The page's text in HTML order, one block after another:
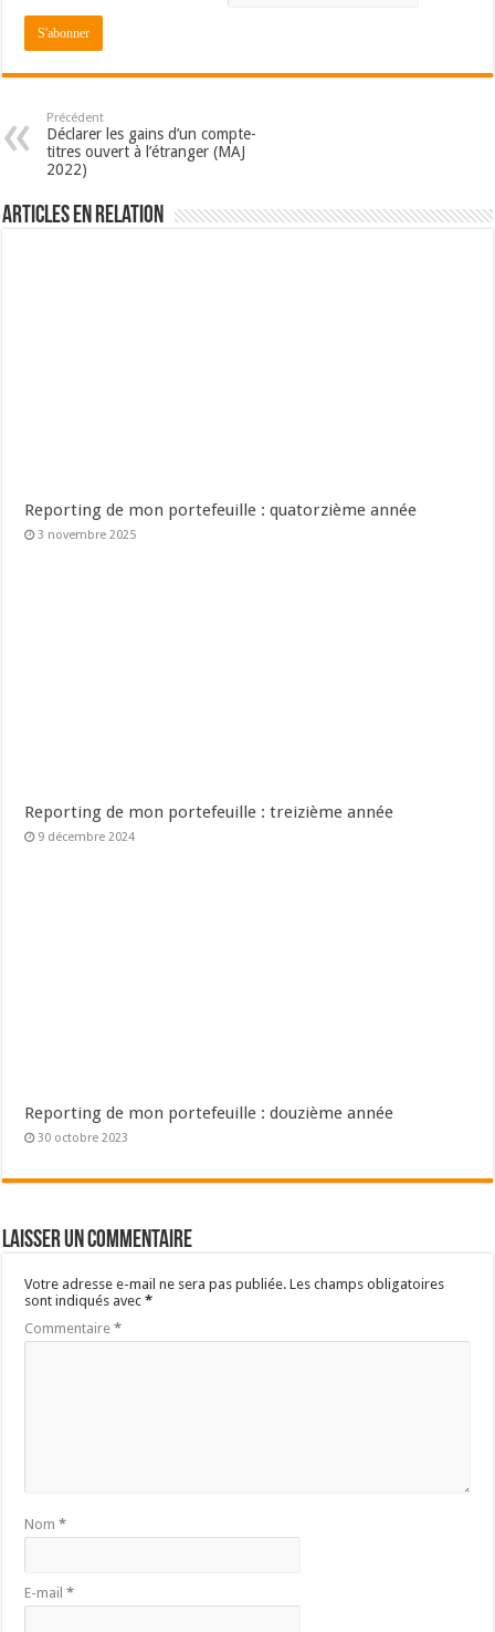
Précédent
Déclarer les gains d’un compte-
titres ouvert à l’étranger (MAJ
2022)
Articles en relation
Reporting de mon portefeuille : quatorzième année
3 novembre 2025
Reporting de mon portefeuille : treizième année
9 décembre 2024
Reporting de mon portefeuille : douzième année
30 octobre 2023
Laisser un commentaire
Votre adresse e-mail ne sera pas publiée. Les champs obligatoires
sont indiqués avec*
Commentaire*
Nom*
E-mail*